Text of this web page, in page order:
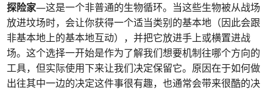
探险家—这是一个非普通的生物循环。当这些生物被从战场
放进坟场时，会让你获得一个适当类别的基本地（因此会跟
非基本地上的基本地互动），并把它放进手上或横置进战
场。这个选择一开始是作为了解我们想要机制往哪个方向的
工具，但实际使用下来让我们决定保留它。原因在于如何做
出往其中一边的决定这件事很有趣，也通常会带来很酷的决